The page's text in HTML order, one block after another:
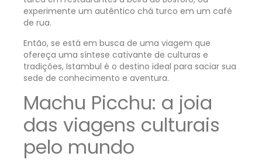
experimente um autêntico chá turco em um café
de rua.
Então, se está em busca de uma viagem que
ofereça uma síntese cativante de culturas e
tradições, Istambul é o destino ideal para saciar sua
sede de conhecimento e aventura.
Machu Picchu: a joia
das viagens culturais
pelo mundo